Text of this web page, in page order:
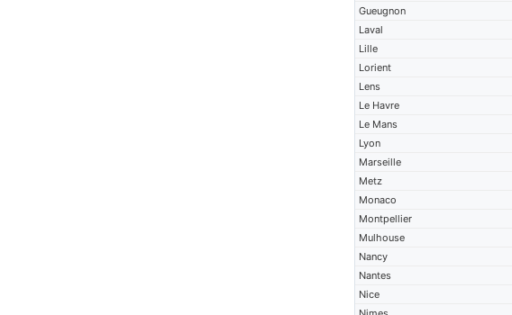
Gueugnon
Laval
Lille
Lorient
Lens
Le Havre
Le Mans
Lyon
Marseille
Metz
Monaco
Montpellier
Mulhouse
Nancy
Nantes
Nice